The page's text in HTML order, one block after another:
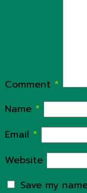
Comment *
Name *
Email *
Website
Save my